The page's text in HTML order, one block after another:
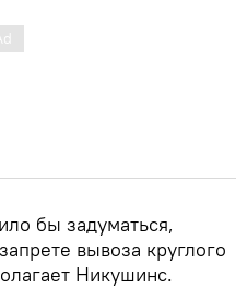
бы задуматься,
вывоза круглого
Никушинс.